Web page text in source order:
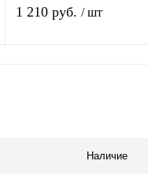
каналов, таймер, фонарик
1 210 руб. / шт
Наличие